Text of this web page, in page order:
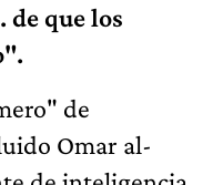
de que los
de
Omar al-